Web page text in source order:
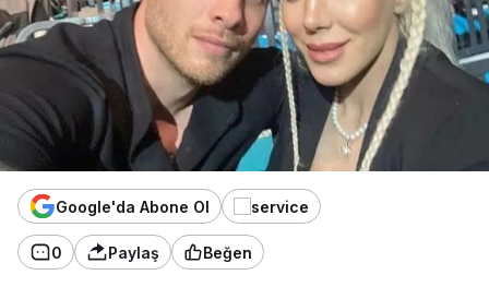
Google'da Abone Ol
0 Paylaş Beğen